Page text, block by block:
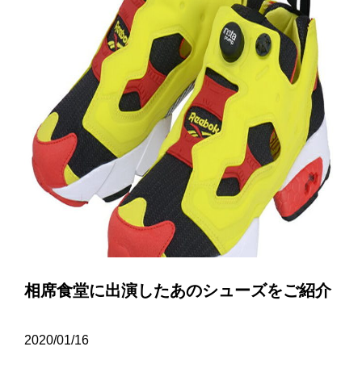
相席食堂に出演したあのシューズをご紹介
2020/01/16